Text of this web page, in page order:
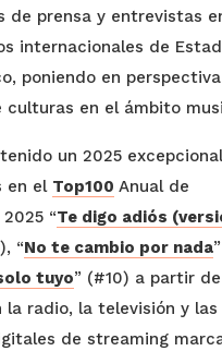
de prensa y entrevistas
internacionales de
poniendo en
culturas en el ámbito
un 2025
en el Top100 Anual de
2025 “Te digo adiós
“No te cambio por nada
tuyo” (#10) a partir
la radio, la televisión y las
de streaming